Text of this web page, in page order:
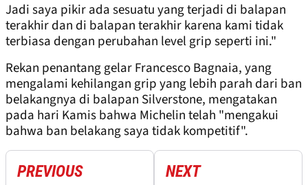
Jadi saya pikir ada sesuatu yang terjadi di balapan
terakhir dan di balapan terakhir karena kami tidak
terbiasa dengan perubahan level grip seperti ini."
Rekan penantang gelar Francesco Bagnaia, yang
mengalami kehilangan grip yang lebih parah dari ban
belakangnya di balapan Silverstone, mengatakan
pada hari Kamis bahwa Michelin telah "mengakui
bahwa ban belakang saya tidak kompetitif".
PREVIOUS NEXT